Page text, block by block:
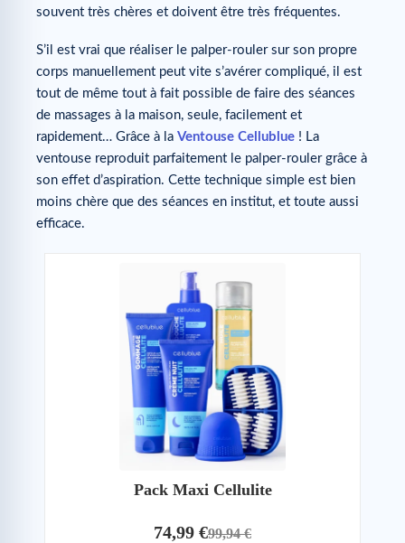
souvent très chères et doivent être très fréquentes.
S’il est vrai que réaliser le palper-rouler sur son propre
corps manuellement peut vite s’avérer compliqué, il est
tout de même tout à fait possible de faire des séances
de massages à la maison, seule, facilement et
rapidement… Grâce à la Ventouse Cellublue ! La
ventouse reproduit parfaitement le palper-rouler grâce à
son effet d’aspiration. Cette technique simple est bien
moins chère que des séances en institut, et toute aussi
efficace.
Pack Maxi Cellulite
74,99 €99,94 €